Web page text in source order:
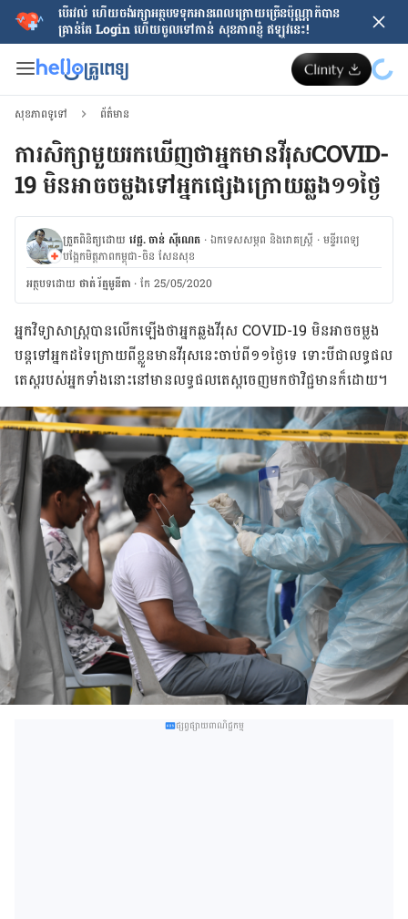
បើរវល់ ហើយចង់​រក្សាអត្ថបទទុកអានពេលក្រោយ​ច្រើនប៉ុណ្ណាក៏បាន
គ្រាន់តែ​ Login ហើយចូលទៅកាន់ សុខភាពខ្ញុំ ឥឡូវនេះ!
សុខភាពទូទៅ ព័ត៌មាន
ការសិក្សាមួយរកឃើញថា​អ្នកមាន​វីរុសCOVID-
19 មិនអាច​ចម្លងទៅអ្នកផ្សេង​ក្រោយ​ឆ្លង​១១ថ្ងៃ
ត្រួតពិនិត្យដោយ វេជ្ជ. ចាន់ ស៊ីណេត ·ឯកទេសសម្ភព និងរោគស្ត្រី ·ម​ន្ទីរពេទ្យ
បង្អែកមិត្តភាពកម្ពុជា-ចិន សែនសុខ
អត្ថបទ​ដោយ ថាត់ រ័ត្នមូនីតា · កែ 25/05/2020
អ្នក​វិទ្យាសាស្ត្រ​បាន​លើក​ឡើង​ថា​អ្នកឆ្លងវីរុសCOVID-19 មិន​អាចចម្លង​
បន្ត​ទៅ​អ្នក​ដទៃ​ក្រោយ​ពី​ខ្លួន​មាន​វីរុសនេះ​ចាប់ពី​​១១​ថ្ងៃ​ទេ ទោះបីជា​លទ្ធផល​
តេស្ដ​របស់​អ្នក​ទាំងនោះ​នៅមាន​លទ្ធផល​តេស្ត​​ចេញ​មកថា​​វិជ្ជមាន​ក៏​ដោយ។
ផ្សព្វផ្សាយពាណិជ្ជកម្ម